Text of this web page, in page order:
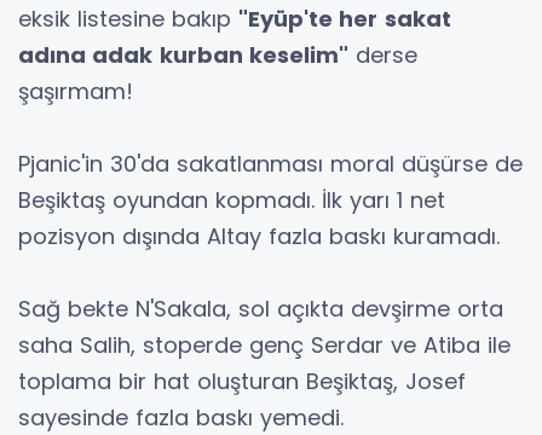
eksik listesine bakıp "Eyüp'te her sakat
adına adak kurban keselim" derse
şaşırmam!
Pjanic'in 30'da sakatlanması moral düşürse de
Beşiktaş oyundan kopmadı. İlk yarı 1 net
pozisyon dışında Altay fazla baskı kuramadı.
Sağ bekte N'Sakala, sol açıkta devşirme orta
saha Salih, stoperde genç Serdar ve Atiba ile
toplama bir hat oluşturan Beşiktaş, Josef
sayesinde fazla baskı yemedi.